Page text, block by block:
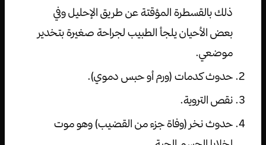
ذلك بالقسطرة المؤقتة عن طريق الإحليل وفي
بعض الأحيان يلجأ الطبيب لجراحة صغيرة بتخدير
موضعي.
حدوث كدمات (ورم أو حبس دموي).
نقص التروية.
حدوث نخر (وفاة جزء من القضيب) وهو موت